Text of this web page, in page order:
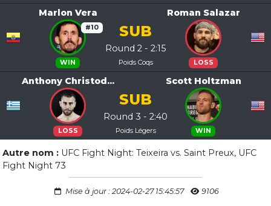
Marlon Vera
#10
WIN
Roman Salazar
LOSS
SUB
Round 2 - 2:15
Poids Coqs
Anthony Christod...
LOSS
Scott Holtzman
WIN
SUB
Round 3 - 2:40
Poids Légers
Autre nom : UFC Fight Night: Teixeira vs. Saint Preux, UFC
Fight Night 73
Mise à jour : 2024-02-27 15:45:57 9106